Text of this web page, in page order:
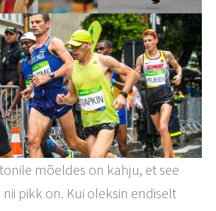
mõeldes on kahju, et see
pikk on. Kui oleksin endiselt